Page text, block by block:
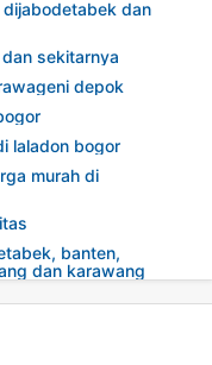
dan
sekitarnya
depok
laladon bogor
murah di
banten,
dan karawang